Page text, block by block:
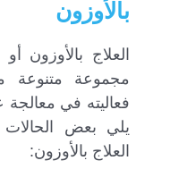
بالأوزون
العلاج بالأوزون
مجموعة متنوعة
فعاليته في
يلي بعض الحالات
العلاج بالأوزون: